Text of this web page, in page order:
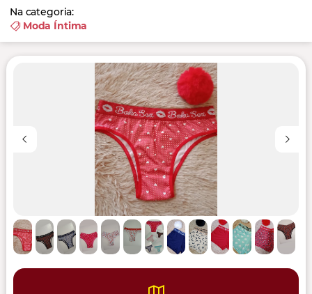
Na categoria:
Moda Íntima